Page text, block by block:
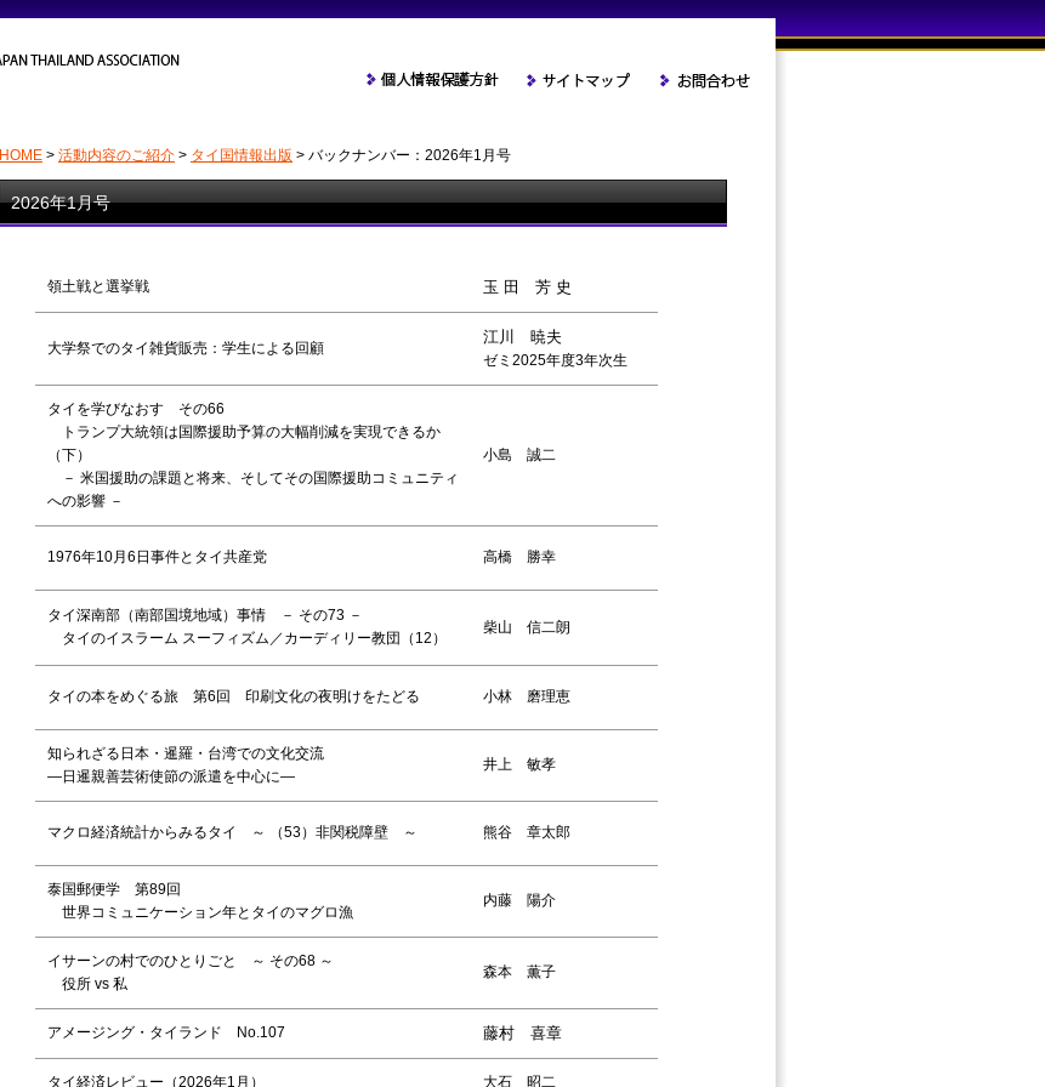
HOME > 活動内容のご紹介 > タイ国情報出版 > バックナンバー：2026年1月号
2026年1月号
領土戦と選挙戦 玉 田 芳 史
大学祭でのタイ雑貨販売：学生による回顧
江川 暁夫
ゼミ2025年度3年次生
タイを学びなおす その66
トランプ大統領は国際援助予算の大幅削減を実現できるか
（下）
－ 米国援助の課題と将来、そしてその国際援助コミュニティ
への影響 －
小島 誠二
1976年10月6日事件とタイ共産党 高橋 勝幸
タイ深南部（南部国境地域）事情 － その73 －
タイのイスラーム スーフィズム／カーディリー教団（12）
柴山 信二朗
タイの本をめぐる旅 第6回 印刷文化の夜明けをたどる 小林 磨理恵
知られざる日本・暹羅・台湾での文化交流
―日暹親善芸術使節の派遣を中心に―
井上 敏孝
マクロ経済統計からみるタイ ～ （53）非関税障壁 ～ 熊谷 章太郎
泰国郵便学 第89回
世界コミュニケーション年とタイのマグロ漁
内藤 陽介
イサーンの村でのひとりごと ～ その68 ～
役所 vs 私
森本 薫子
アメージング・タイランド No.107 藤村 喜章
タイ経済レビュー（2026年1月） 大石 昭二